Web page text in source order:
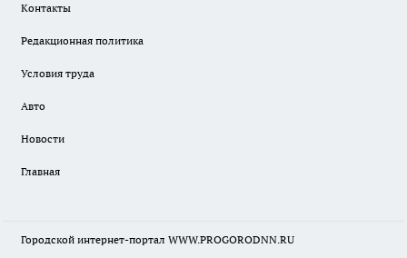
Контакты
Редакционная политика
Условия труда
Авто
Новости
Главная
Городской интернет-портал WWW.PROGORODNN.RU